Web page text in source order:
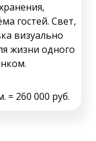
гостей. Свет,
визуально
жизни одного
= 260 000 руб.